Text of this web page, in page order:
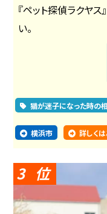
『ペット探偵ラクヤ
い。
猫が迷子になった時の相
横浜市 詳しくは
3